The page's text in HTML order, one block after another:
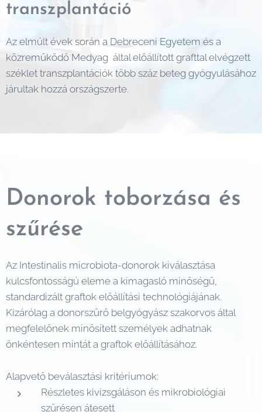
transzplantáció
Az elmúlt évek során a Debreceni Egyetem és a
közreműködő Medyag által előállított grafttal elvégzett
széklet transzplantációk több száz beteg gyógyulásához
járultak hozzá országszerte.
Donorok toborzása és
szűrése
Az Intestinalis microbiota-donorok kiválasztása
kulcsfontosságú eleme a kimagasló minőségű,
standardizált graftok előállítási technológiájának.
Kizárólag a donorszűrő belgyógyász szakorvos által
megfelelőnek minősített személyek adhatnak
önkéntesen mintát a graftok előállításához.
Alapvető beválasztási kritériumok:
Részletes kivizsgáláson és mikrobiológiai
szűrésen átesett